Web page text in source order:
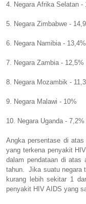
4. Negara Afrika Selatan -
5. Negara Zimbabwe -
6. Negara Namibia - 13,4%
7. Negara Zambia - 12,5%
8. Negara Mozambik -
9. Negara Malawi - 10%
10. Negara Uganda - 7,2%
Angka persentase di
yang terkena penyakit
dalam pendataan di atas
tahun. Jika suatu negara
kurang lebih sekitar 1
penyakit HIV AIDS yang